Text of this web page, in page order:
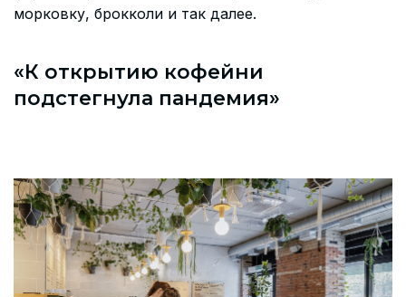
морковку, брокколи и так далее.
«К открытию кофейни
подстегнула пандемия»